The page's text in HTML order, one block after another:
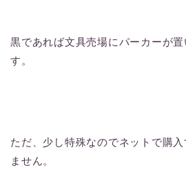
黒であれば文具売場にパーカーが
す。
ただ、少し特殊なのでネットで購
ません。